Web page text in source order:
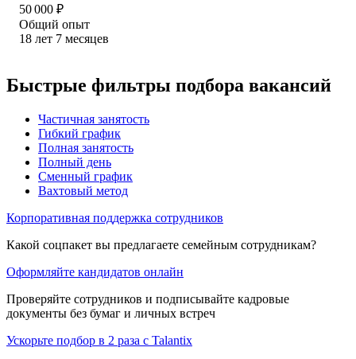
50 000 ₽
Общий опыт
18 лет 7 месяцев
Быстрые фильтры подбора вакансий
Частичная занятость
Гибкий график
Полная занятость
Полный день
Сменный график
Вахтовый метод
Корпоративная поддержка сотрудников
Какой соцпакет вы предлагаете семейным сотрудникам?
Оформляйте кандидатов онлайн
Проверяйте сотрудников и подписывайте кадровые
документы без бумаг и личных встреч
Ускорьте подбор в 2 раза с Talantix